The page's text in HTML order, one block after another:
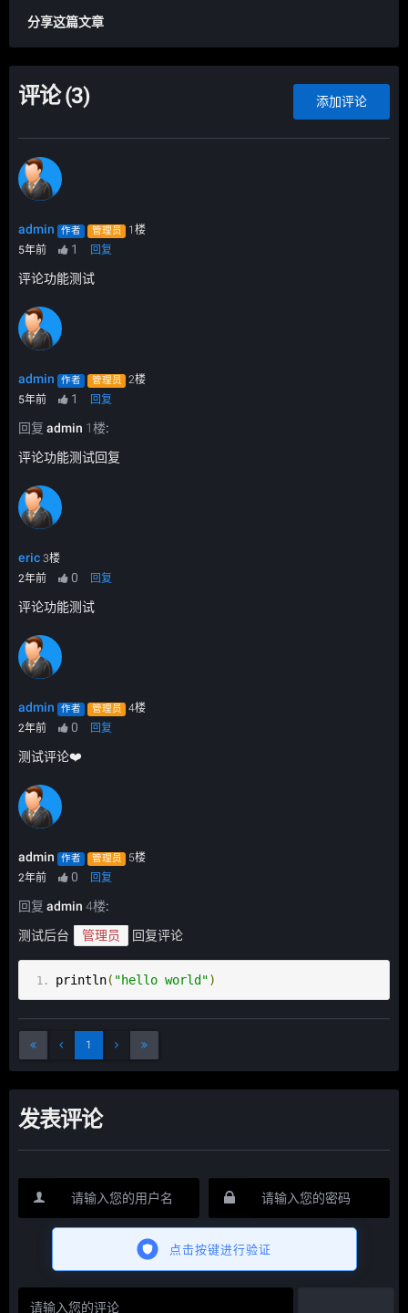
分享这篇文章
添加评论
评论 (3)
admin 作者 管理员
1楼
5年前
1 回复
评论功能测试
admin 作者 管理员
2楼
5年前
1 回复
回复 admin 1楼:
评论功能测试回复
eric 3楼
2年前
0 回复
评论功能测试
admin 作者 管理员
4楼
2年前
0 回复
测试评论❤️
admin 作者 管理员
5楼
2年前
0 回复
回复 admin 4楼:
测试后台
管理员 回复评论
println( "hello world")
1
发表评论
点击按键进行验证